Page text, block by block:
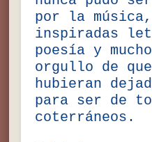
por la
inspiradas
poesía y
orgullo de
hubieran
para ser de
coterráneos.